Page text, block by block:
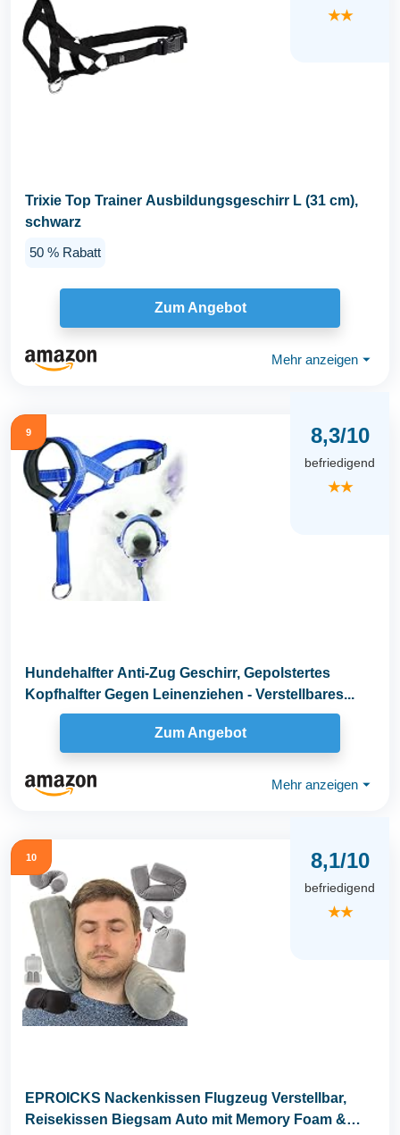
★★
Trixie Top Trainer Ausbildungsgeschirr L (31 cm),
schwarz
50 % Rabatt
Zum Angebot
Mehr anzeigen ⏷
9 8,3/10
befriedigend
★★
Hundehalfter Anti-Zug Geschirr, Gepolstertes
Kopfhalfter Gegen Leinenziehen - Verstellbares...
Zum Angebot
Mehr anzeigen ⏷
10 8,1/10
befriedigend
★★
EPROICKS Nackenkissen Flugzeug Verstellbar,
Reisekissen Biegsam Auto mit Memory Foam &